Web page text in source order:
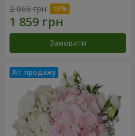
2 066 грн
Замовити